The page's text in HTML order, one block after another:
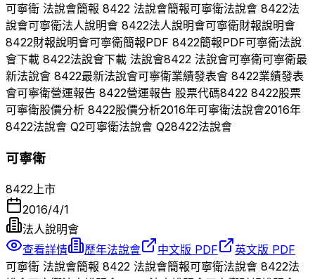
可寧衛 法說會簡報 8422 法說會簡報可寧衛法說會 8422法
說會可寧衛法人說明會 8422法人說明會可寧衛財報說明會
8422財報說明會可寧衛簡報PDF 8422簡報PDF可寧衛法說
會下載 8422法說會下載 法說會8422 法說會可寧衛可寧衛最
新法說會 8422最新法說會可寧衛業績發表會 8422業績發表
會可寧衛營運報告 8422營運報告 股票代碼8422 8422股票
可寧衛股價分析 8422股價分析2016年可寧衛法說會2016年
8422法說會 Q2可寧衛法說會 Q28422法說會
可寧衛
8422 上市
2016/4/1
法人說明會
查看詳情
歷年法說會 中文版 PDF
英文版 PDF
可寧衛 法說會簡報 8422 法說會簡報可寧衛法說會 8422法